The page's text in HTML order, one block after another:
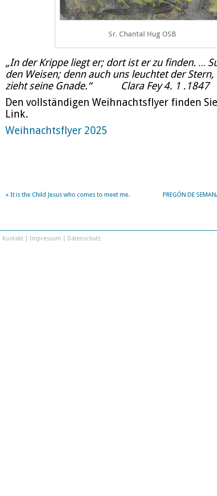
Sr. Chantal Hug OSB
„In der Krippe liegt er; dort ist er zu finden. …
den Weisen; denn auch uns leuchtet der
zieht seine Gnade.“
Clara Fey 4. 1 .1847
Den vollständigen Weihnachtsflyer finden
Link.
Weihnachtsflyer 2025
« It is the Child Jesus who comes to meet me. PREGÓN DE
Kontakt Impressum Datenschutz